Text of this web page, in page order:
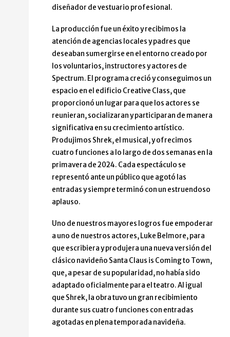
diseñador de vestuario profesional.
La producción fue un éxito y recibimos la
atención de agencias locales y padres que
deseaban sumergirse en el entorno creado por
los voluntarios, instructores y actores de
Spectrum. El programa creció y conseguimos un
espacio en el edificio Creative Class, que
proporcionó un lugar para que los actores se
reunieran, socializaran y participaran de manera
significativa en su crecimiento artístico.
Produjimos Shrek, el musical, y ofrecimos
cuatro funciones a lo largo de dos semanas en la
primavera de 2024. Cada espectáculo se
representó ante un público que agotó las
entradas y siempre terminó con un estruendoso
aplauso.
Uno de nuestros mayores logros fue empoderar
a uno de nuestros actores, Luke Belmore, para
que escribiera y produjera una nueva versión del
clásico navideño Santa Claus is Coming to Town,
que, a pesar de su popularidad, no había sido
adaptado oficialmente para el teatro. Al igual
que Shrek, la obra tuvo un gran recibimiento
durante sus cuatro funciones con entradas
agotadas en plena temporada navideña.